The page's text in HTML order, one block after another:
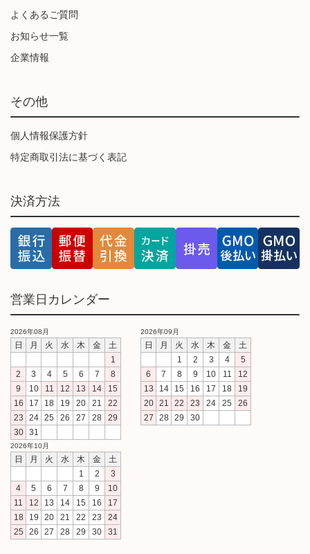
よくあるご質問
お知らせ一覧
企業情報
その他
個人情報保護方針
特定商取引法に基づく表記
決済方法
営業日カレンダー
2026年08月
日 月 火 水 木 金
土
1
2
3 4 5 6 7
8
9
10 11 12 13 14
15
16
17 18 19 20 21
22
23
24 25 26 27 28
29
30
31
2026年09月
日 月 火 水 木 金
土
1
2 3 4
5
6
7 8 9 10 11
12
13
14 15 16 17 18
19
20
21 22 23 24 25
26
27
28 29 30
2026年10月
日 月 火 水 木 金
土
1
2
3
4
5 6 7 8 9
10
11
12 13 14 15 16
17
18
19 20 21 22 23
24
25
26 27 28 29 30 31